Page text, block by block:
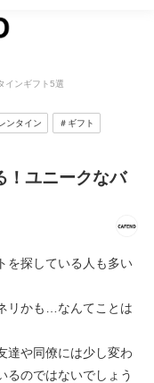
インギフト5選
ンタイン ＃ギフト
！ユニークなバ
を探している人も多い
リかも…なんてことは
達や同僚には少し変わ
るのではないでしょう